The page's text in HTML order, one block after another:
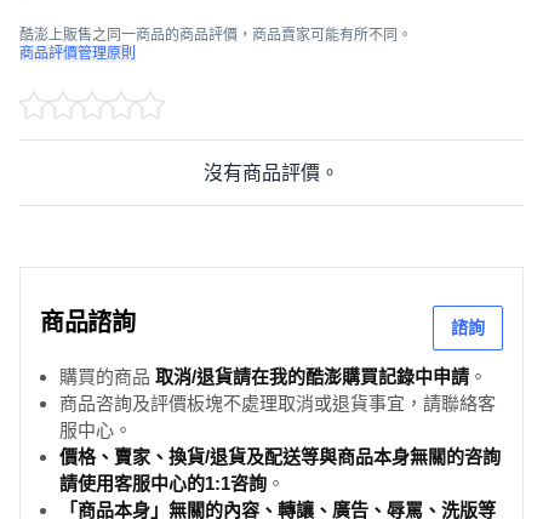
酷澎上販售之同一商品的商品評價，商品賣家可能有所不同。
商品評價管理原則
沒有商品評價。
商品諮詢 諮詢
購買的商品 取消/退貨請在我的酷澎購買記錄中申請 。
商品咨詢及評價板塊不處理取消或退貨事宜，請聯絡客
服中心。
價格、賣家、換貨/退貨及配送等與商品本身無關的咨詢
請使用客服中心的1:1咨詢 。
「商品本身」無關的內容、轉讓、廣告、辱罵、洗版等